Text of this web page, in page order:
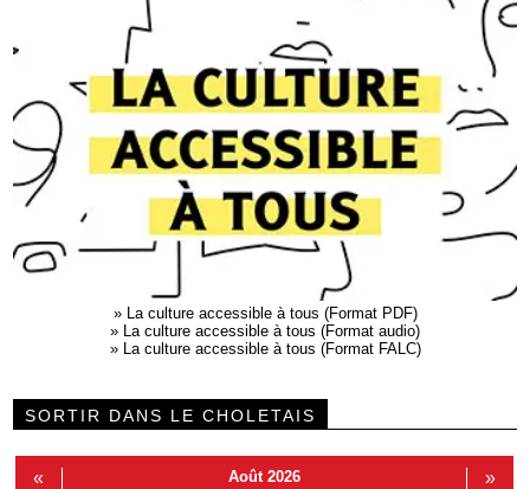
» La culture accessible à tous (Format PDF)
» La culture accessible à tous (Format audio)
» La culture accessible à tous (Format FALC)
SORTIR DANS LE CHOLETAIS
« Août 2026 »